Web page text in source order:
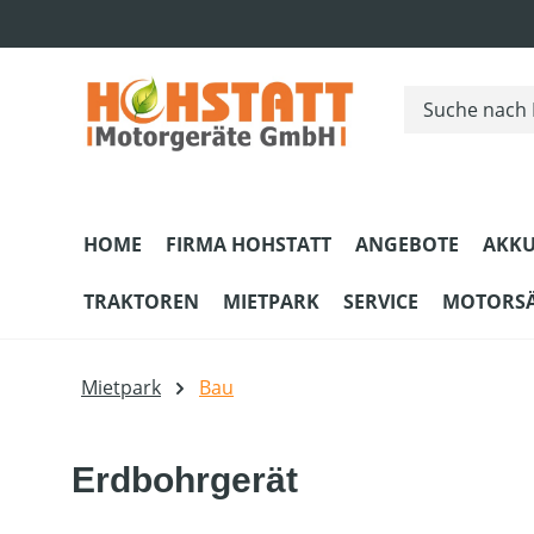
HOME FIRMA HOHSTATT ANGEBOTE
TRAKTOREN MIETPARK SERVICE
Mietpark Bau
Erdbohrgerät